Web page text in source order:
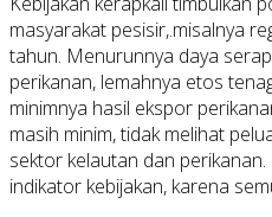
masyarakat pesisir,.misalnya
tahun. Menurunnya daya
perikanan, lemahnya etos
minimnya hasil ekspor
masih minim, tidak melihat
sektor kelautan dan
indikator kebijakan, karena